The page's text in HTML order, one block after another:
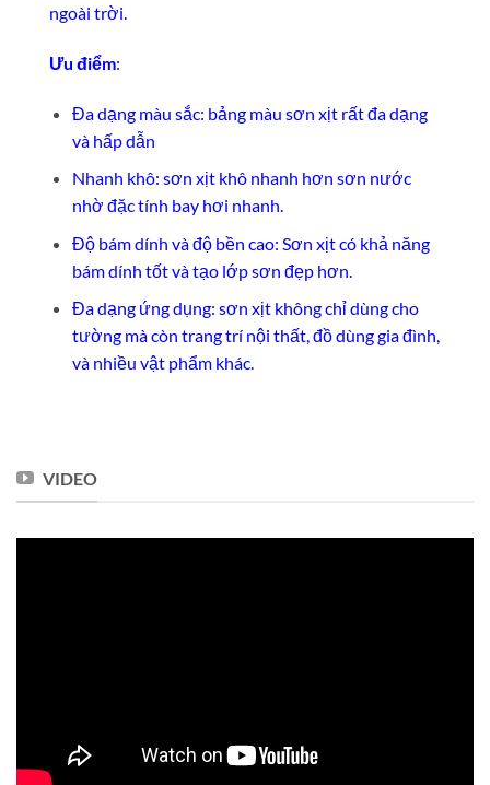
ngoài trời.
Ưu điểm:
Đa dạng màu sắc: bảng màu sơn xịt rất đa dạng
và hấp dẫn
Nhanh khô: sơn xịt khô nhanh hơn sơn nước
nhờ đặc tính bay hơi nhanh.
Độ bám dính và độ bền cao: Sơn xịt có khả năng
bám dính tốt và tạo lớp sơn đẹp hơn.
Đa dạng ứng dụng: sơn xịt không chỉ dùng cho
tường mà còn trang trí nội thất, đồ dùng gia đình,
và nhiều vật phẩm khác.
VIDEO